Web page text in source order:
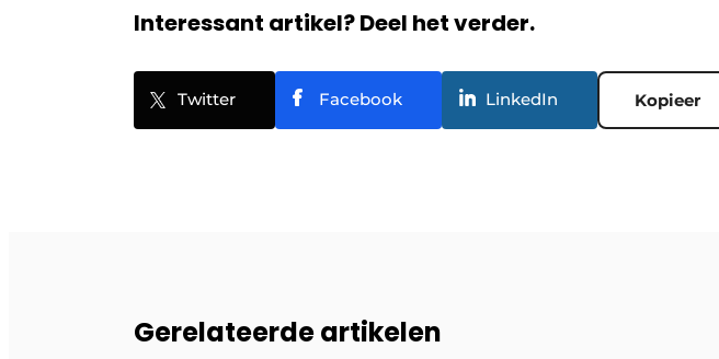
Interessant artikel? Deel het verder.
Twitter Facebook LinkedIn Kopieer
Gerelateerde artikelen